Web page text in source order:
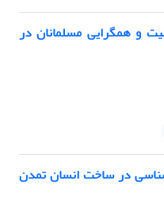
و همگرایی مسلمانان در
در ساخت انسان تمدن